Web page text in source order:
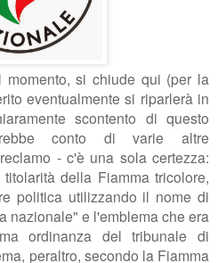
si chiude qui (per la
eventualmente si riparlerà in
scontento di questo
conto di varie altre
- c'è una sola certezza:
della Fiamma tricolore,
politica utilizzando il nome di
nazionale" e l'emblema che era
ordinanza del tribunale di
peraltro, secondo la Fiamma